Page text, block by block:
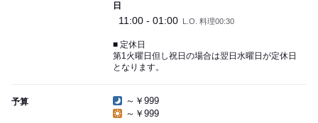
日
11:00 - 01:00 L.O. 料理00:30
■ 定休日
第1火曜日但し祝日の場合は翌日水曜日が定休日
となります。
予算
～￥999
～￥999